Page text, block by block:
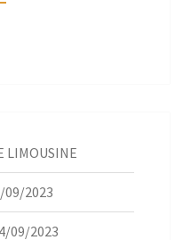
LIMOUSINE
09/2023
09/2023